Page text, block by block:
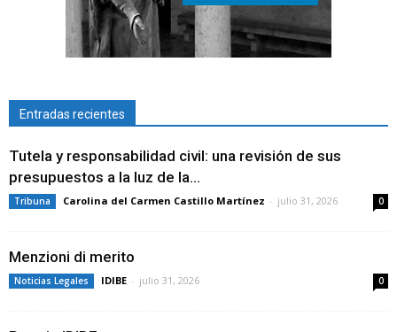
Entradas recientes
Tutela y responsabilidad civil: una revisión de sus
presupuestos a la luz de la...
Tribuna Carolina del Carmen Castillo Martínez - julio 31, 2026 0
Menzioni di merito
Noticias Legales IDIBE - julio 31, 2026 0